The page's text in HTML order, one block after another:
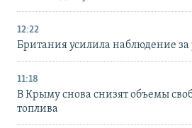
12:22
Британия усилила наблюдение
11:18
В Крыму снова снизят объемы
топлива